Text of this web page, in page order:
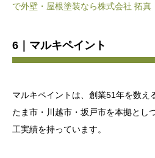
で外壁・屋根塗装なら株式会社 拓真
6｜マルキペイント
マルキペイントは、創業51年を数え
たま市・川越市・坂戸市を本拠とし
工実績を持っています。